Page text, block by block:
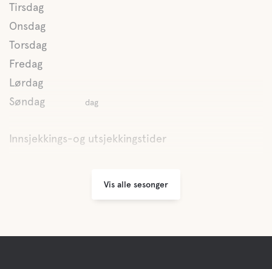
Kjæledyr fasiliteter
Kjæledyrvennlige
Aktiviteter
Mountain Bike Trails
Kanoutleie
Tirsdag
Onsdag
Torsdag
Fredag
Lørdag
Søndag
dag
Innsjekkings-og utsjekkingstider
Vis alle sesonger